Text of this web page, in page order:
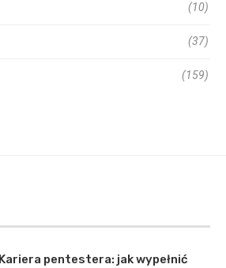
(10)
(37)
(159)
Kariera pentestera: jak wypełnić